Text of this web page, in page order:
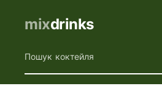
mixdrinks
Пошук коктейля